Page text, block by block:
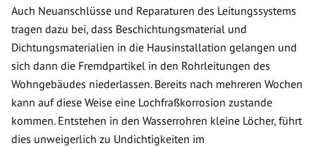
Auch Neuanschlüsse und Reparaturen des Leitungssystems
tragen dazu bei, dass Beschichtungsmaterial und
Dichtungsmaterialien in die Hausinstallation gelangen und
sich dann die Fremdpartikel in den Rohrleitungen des
Wohngebäudes niederlassen. Bereits nach mehreren Wochen
kann auf diese Weise eine Lochfraßkorrosion zustande
kommen. Entstehen in den Wasserrohren kleine Löcher, führt
dies unweigerlich zu Undichtigkeiten im